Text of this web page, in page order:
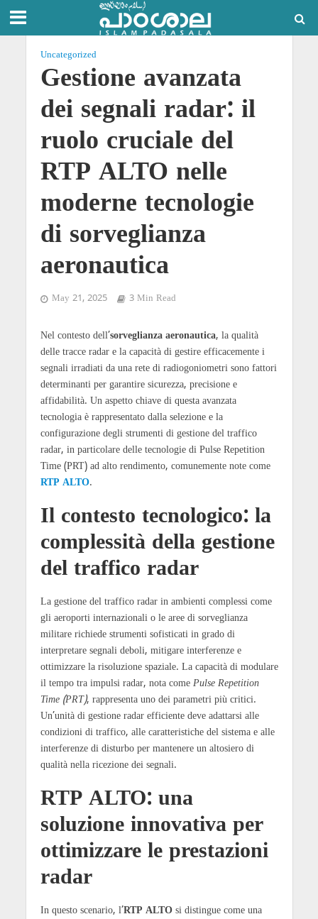
Uncategorized
Gestione avanzata
dei segnali radar: il
ruolo cruciale del
RTP ALTO nelle
moderne tecnologie
di sorveglianza
aeronautica
May 21, 2025 3 Min Read
Nel contesto dell’sorveglianza aeronautica, la qualità
delle tracce radar e la capacità di gestire efficacemente i
segnali irradiati da una rete di radiogoniometri sono fattori
determinanti per garantire sicurezza, precisione e
affidabilità. Un aspetto chiave di questa avanzata
tecnologia è rappresentato dalla selezione e la
configurazione degli strumenti di gestione del traffico
radar, in particolare delle tecnologie di Pulse Repetition
Time (PRT) ad alto rendimento, comunemente note come
RTP ALTO.
Il contesto tecnologico: la
complessità della gestione
del traffico radar
La gestione del traffico radar in ambienti complessi come
gli aeroporti internazionali o le aree di sorveglianza
militare richiede strumenti sofisticati in grado di
interpretare segnali deboli, mitigare interferenze e
ottimizzare la risoluzione spaziale. La capacità di modulare
il tempo tra impulsi radar, nota come Pulse Repetition
Time (PRT), rappresenta uno dei parametri più critici.
Un’unità di gestione radar efficiente deve adattarsi alle
condizioni di traffico, alle caratteristiche del sistema e alle
interferenze di disturbo per mantenere un altosiero di
qualità nella ricezione dei segnali.
RTP ALTO: una
soluzione innovativa per
ottimizzare le prestazioni
radar
In questo scenario, l’RTP ALTOsi distingue come una